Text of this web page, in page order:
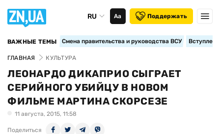
RU Аа Поддержать
ВАЖНЫЕ ТЕМЫ Смена правительства и руководства ВСУ
ГЛАВНАЯ КУЛЬТУРА
ЛЕОНАРДО ДИКАПРИО СЫГРАЕТ
СЕРИЙНОГО УБИЙЦУ В НОВОМ
ФИЛЬМЕ МАРТИНА СКОРСЕЗЕ
11 августа, 2015, 11:58
Поделиться